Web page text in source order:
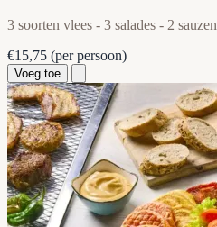
3 soorten vlees - 3 salades - 2 sauzen
€15,75 (per persoon)
Voeg toe